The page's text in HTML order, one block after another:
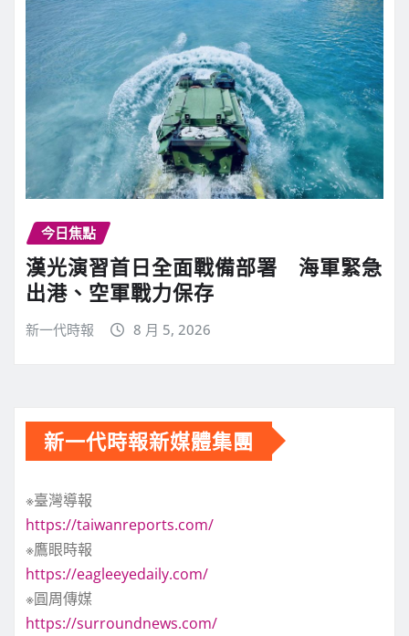
今日焦點
漢光演習首日全面戰備部署 海軍緊急
出港、空軍戰力保存
新一代時報 8 月 5, 2026
新一代時報新媒體集團
※臺灣導報
https://taiwanreports.com/
※鷹眼時報
https://eagleeyedaily.com/
※圓周傳媒
https://surroundnews.com/